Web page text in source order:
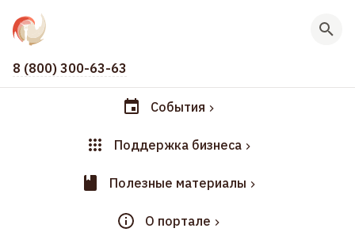
8 (800) 300-63-63
События
Поддержка бизнеса
Полезные материалы
О портале